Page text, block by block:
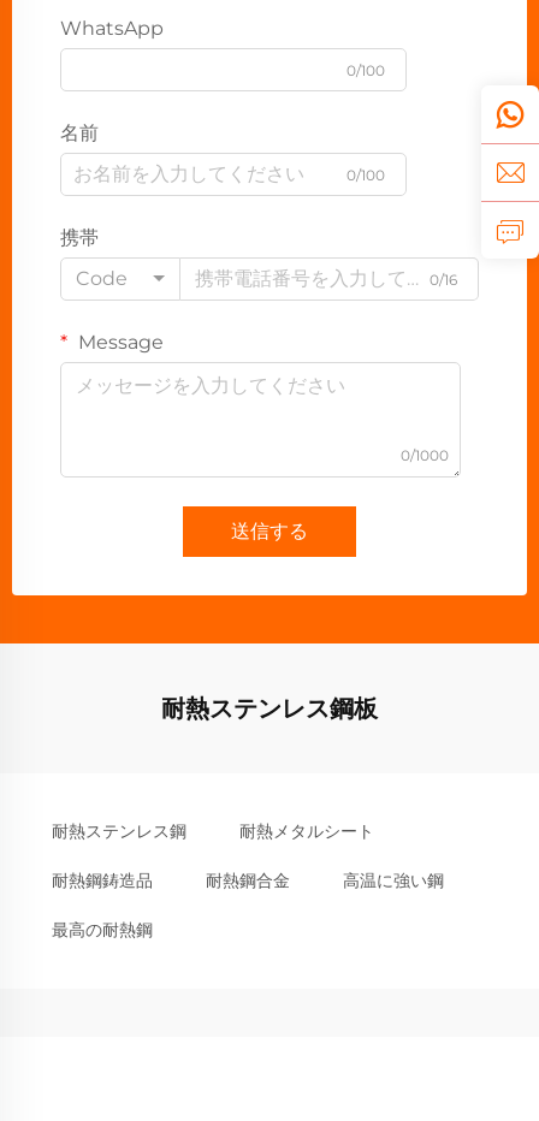
WhatsApp
0/100
名前
0/100
携帯
Code
0/16
Message
0/1000
送信する
耐熱ステンレス鋼板
耐熱ステンレス鋼 耐熱メタルシート
耐熱鋼鋳造品 耐熱鋼合金 高温に強い鋼
最高の耐熱鋼